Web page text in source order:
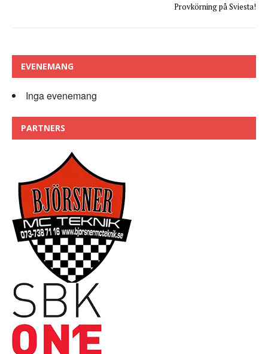
Provkörning på Sviesta!
EVENEMANG
Inga evenemang
PARTNERS